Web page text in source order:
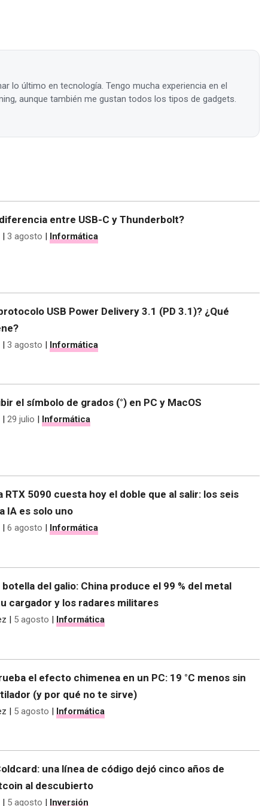
lo último en tecnología. Tengo mucha experiencia en el
aunque también me gustan todos los tipos de gadgets.
entre USB-C y Thunderbolt?
| 3 agosto | Informática
USB Power Delivery 3.1 (PD 3.1)? ¿Qué
| 3 agosto | Informática
el símbolo de grados (°) en PC y MacOS
| 29 julio | Informática
RTX 5090 cuesta hoy el doble que al salir: los seis
IA es solo uno
| 6 agosto | Informática
del galio: China produce el 99 % del metal
cargador y los radares militares
| 5 agosto | Informática
el efecto chimenea en un PC: 19 °C menos sin
(y por qué no te sirve)
| 5 agosto | Informática
una línea de código dejó cinco años de
al descubierto
| 5 agosto | Inversión